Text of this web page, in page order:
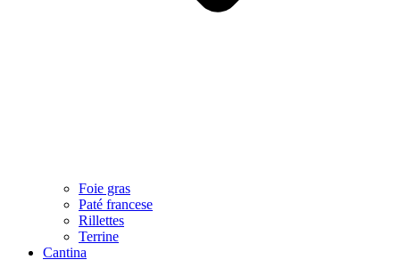
Foie gras
Paté francese
Rillettes
Terrine
Cantina